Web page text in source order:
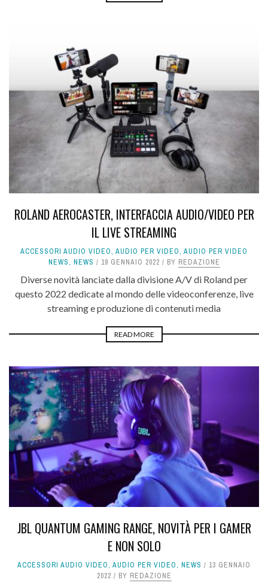
ROLAND AEROCASTER, INTERFACCIA AUDIO/VIDEO PER
IL LIVE STREAMING
ACCESSORI AUDIO VIDEO, AUDIO PER VIDEO, AUDIO PER VIDEO
NEWS, NEWS 19 GENNAIO 2022 BY REDAZIONE
Diverse novità lanciate dalla divisione A/V di Roland per
questo 2022 dedicate al mondo delle videoconferenze, live
streaming e produzione di contenuti media
READ MORE
JBL QUANTUM GAMING RANGE, NOVITÀ PER I GAMER
E NON SOLO
ACCESSORI AUDIO VIDEO, AUDIO PER VIDEO, NEWS
13 GENNAIO
2022
BY REDAZIONE